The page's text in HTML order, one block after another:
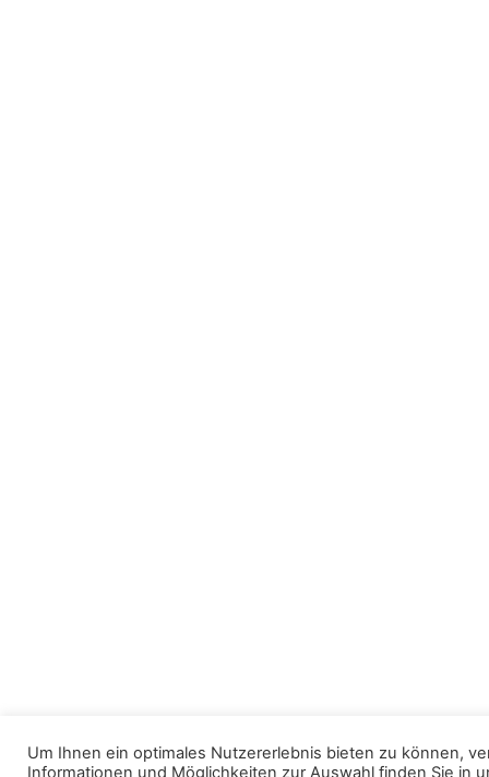
Um Ihnen ein optimales Nutzererlebnis bieten zu können,
Informationen und Möglichkeiten zur Auswahl finden Sie in